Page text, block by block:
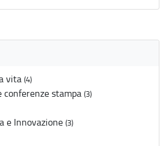
vita (4)
stampa (3)
e Innovazione (3)